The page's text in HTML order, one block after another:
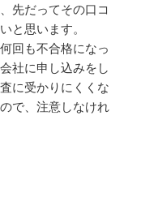
先だってその口コ
と思います。
回も不合格になっ
社に申し込みをし
に受かりにくくな
で、注意しなけれ